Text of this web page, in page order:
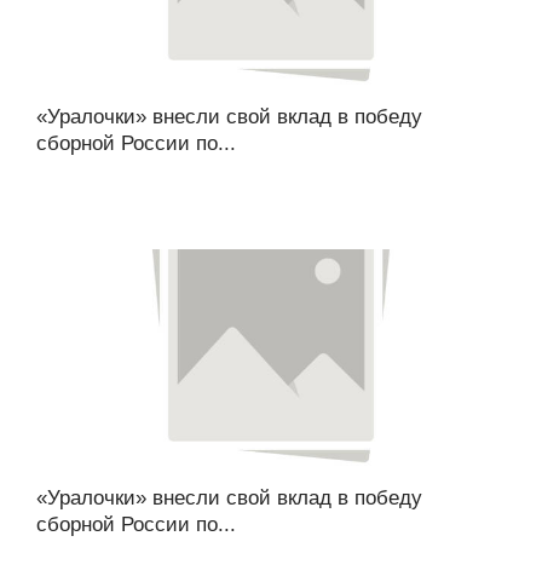
«Уралочки» внесли свой вклад в победу
сборной России по...
«Уралочки» внесли свой вклад в победу
сборной России по...